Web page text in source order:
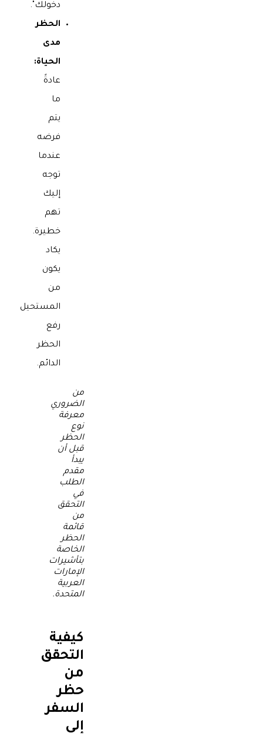
دخولك".
الحظر
مدى
الحياة:
عادةً
ما
يتم
فرضه
عندما
توجه
إليك
تهم
خطيرة.
يكاد
يكون
من
المستحيل
رفع
الحظر
الدائم.
من
الضروري
معرفة
نوع
الحظر
قبل أن
يبدأ
مقدم
الطلب
في
التحقق
من
قائمة
الحظر
الخاصة
بتأشيرات
الإمارات
العربية
المتحدة.
كيفية
التحقق
من
حظر
السفر
إلى